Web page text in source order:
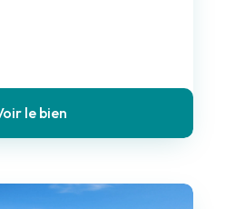
le bien